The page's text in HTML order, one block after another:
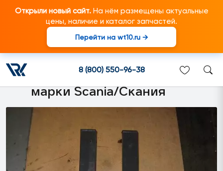
Открыли новый сайт.На нём размещены актуальные
цены, наличие и каталог запчастей.
Перейти на wt10.ru →
8 (800) 550-96-38
1477484 Вилка (прижимной
кронштейн аккумулятора)
подходит для грузовиков
марки Scania/Скания